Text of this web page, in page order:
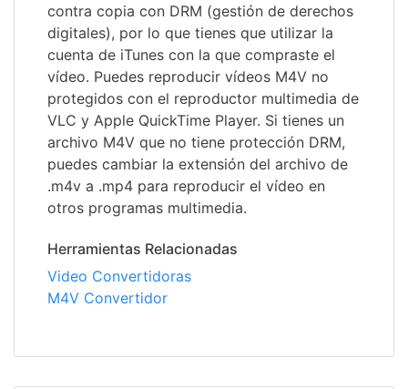
contra copia con DRM (gestión de derechos
digitales), por lo que tienes que utilizar la
cuenta de iTunes con la que compraste el
vídeo. Puedes reproducir vídeos M4V no
protegidos con el reproductor multimedia de
VLC y Apple QuickTime Player. Si tienes un
archivo M4V que no tiene protección DRM,
puedes cambiar la extensión del archivo de
.m4v a .mp4 para reproducir el vídeo en
otros programas multimedia.
Herramientas Relacionadas
Video Convertidoras
M4V Convertidor